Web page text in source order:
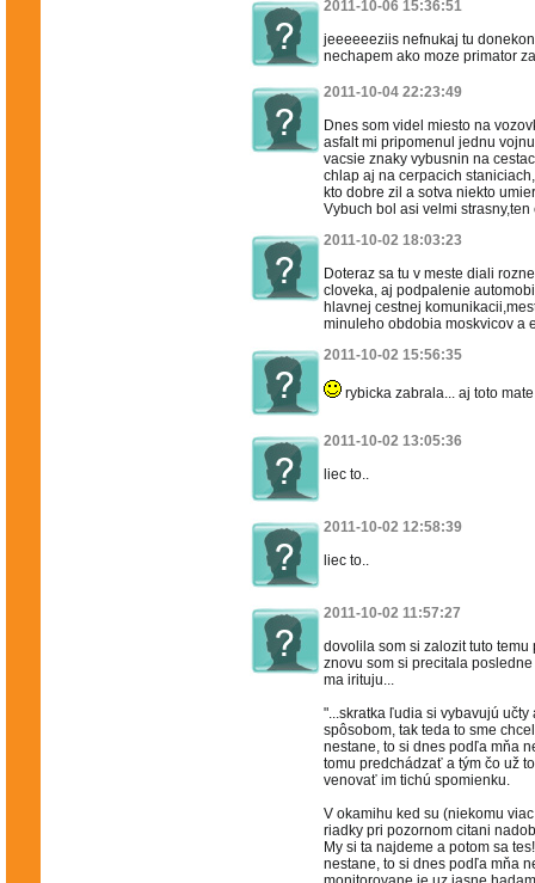
2011-10-06 15:36:51
jeeeeeeziis nefnukaj tu
nechapem ako moze primator
2011-10-04 22:23:49
Dnes som videl miesto na
asfalt mi pripomenul jednu
vacsie znaky vybusnin na
chlap aj na cerpacich
kto dobre zil a sotva niekto
Vybuch bol asi velmi
2011-10-02 18:03:23
Doteraz sa tu v meste diali
cloveka, aj podpalenie
hlavnej cestnej
minuleho obdobia moskvicov a
2011-10-02 15:56:35
rybicka zabrala... aj toto
2011-10-02 13:05:36
liec to..
2011-10-02 12:58:39
liec to..
2011-10-02 11:57:27
dovolila som si zalozit tuto temu
znovu som si precitala
ma irituju...
"...skratka ľudia si vybavujú
spôsobom, tak teda to sme
nestane, to si dnes podľa mňa
tomu predchádzať a tým čo už
venovať im tichú spomienku.
V okamihu ked su (niekomu
riadky pri pozornom citani
My si ta najdeme a potom sa
nestane, to si dnes podľa mňa